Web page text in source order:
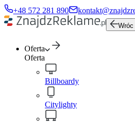
+48 572 281 890
Wróc
Oferta
Oferta
Billboardy
Citylighty